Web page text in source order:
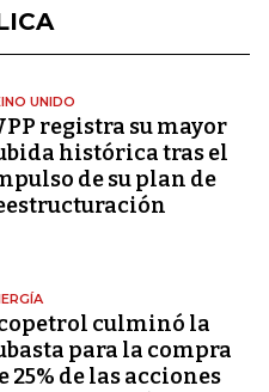
UNIDO
registra su mayor
histórica tras el
de su plan de
culminó la
para la compra
25% de las acciones